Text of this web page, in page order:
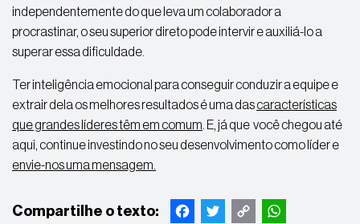
independentemente do que leva um colaborador a
procrastinar, o seu superior direto pode intervir e auxiliá-lo a
superar essa dificuldade.
Ter inteligência emocional para conseguir conduzir a equipe e
extrair dela os melhores resultados é uma dascaracterísticas
que grandes líderes têm em comum . E, já que você chegou até
aqui, continue investindo no seu desenvolvimento como líder e
envie-nos uma mensagem.
FacebookTwitterCopy
WhatsApp